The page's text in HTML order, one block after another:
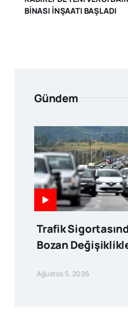
BİNASI İNŞAATI BAŞLADI
Gündem
Trafik
Bozan
Ağustos 5, 2026